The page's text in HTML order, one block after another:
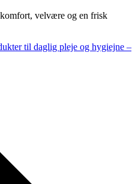
velvære og en frisk
til daglig pleje og hygiejne –